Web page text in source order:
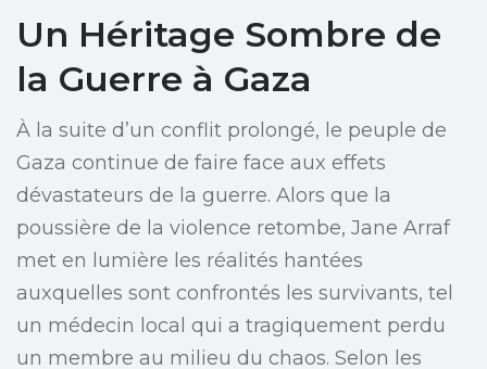
Un Héritage Sombre de
la Guerre à Gaza
À la suite d’un conflit prolongé, le peuple de
Gaza continue de faire face aux effets
dévastateurs de la guerre. Alors que la
poussière de la violence retombe, Jane Arraf
met en lumière les réalités hantées
auxquelles sont confrontés les survivants, tel
un médecin local qui a tragiquement perdu
un membre au milieu du chaos. Selon les